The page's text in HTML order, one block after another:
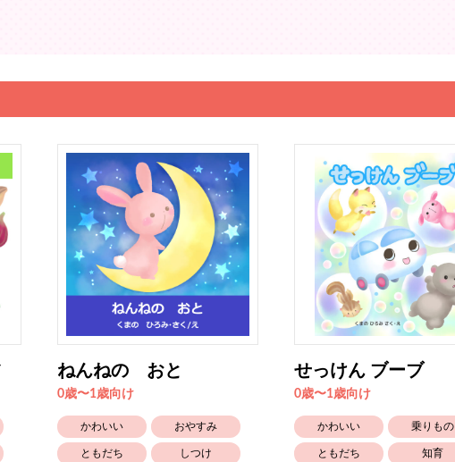
ねんねの おと
0歳〜1歳向け
かわいい おやすみ
ともだち しつけ
せっけん ブーブ
0歳〜1歳向け
かわいい 乗りもの
ともだち 知育